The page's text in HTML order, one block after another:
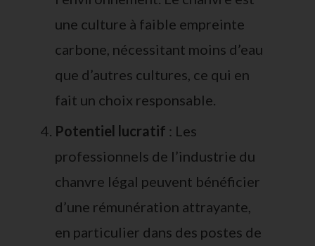
une culture à faible empreinte
carbone, nécessitant moins d’eau
que d’autres cultures, ce qui en
fait un choix responsable.
Potentiel lucratif : Les
professionnels de l’industrie du
chanvre légal peuvent bénéficier
d’une rémunération attrayante,
en particulier dans des postes de